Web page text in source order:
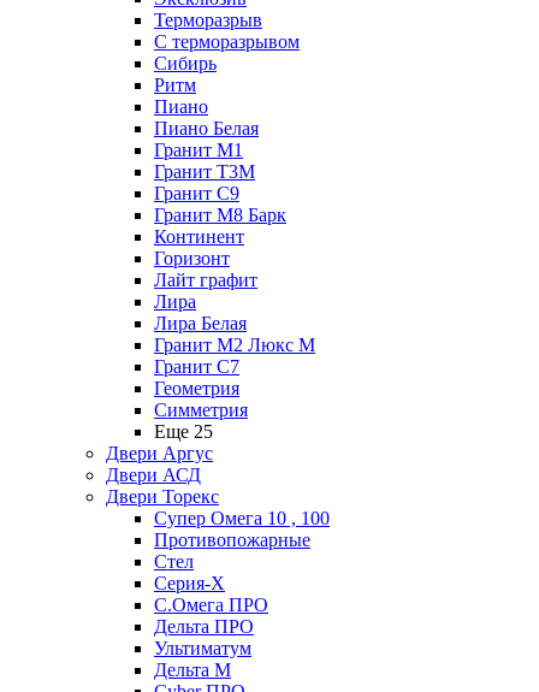
Терморазрыв
С терморазрывом
Сибирь
Ритм
Пиано
Пиано Белая
Гранит М1
Гранит Т3М
Гранит С9
Гранит М8 Барк
Континент
Горизонт
Лайт графит
Лира
Лира Белая
Гранит М2 Люкс М
Гранит С7
Геометрия
Симметрия
Еще 25
Двери Аргус
Двери АСД
Двери Торекс
Супер Омега 10 , 100
Противопожарные
Стел
Серия-X
С.Омега ПРО
Дельта ПРО
Ультиматум
Дельта M